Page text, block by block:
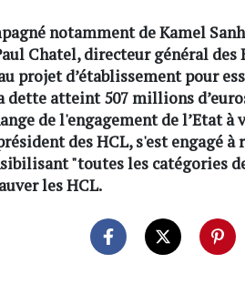
notamment de Kamel
Chatel, directeur général
projet d’établissement pour
dette atteint 507 millions
de l'engagement de l’Etat
des HCL, s'est engagé
"toutes les catégories
les HCL.